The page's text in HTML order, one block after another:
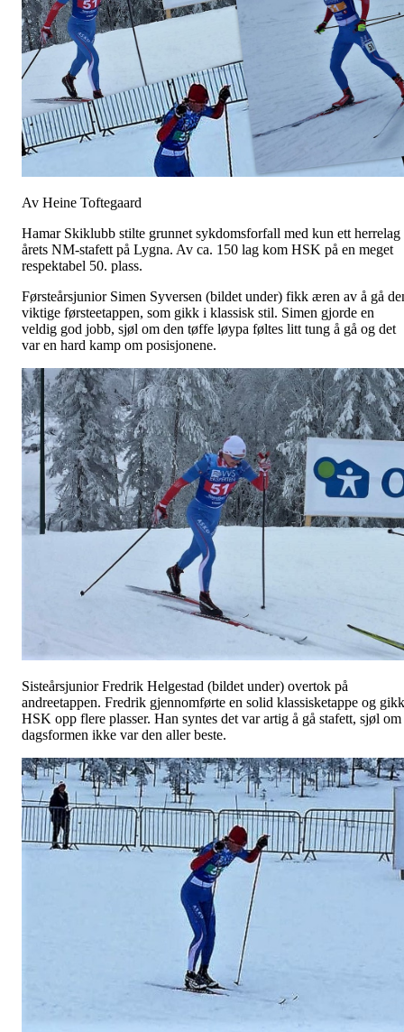
Av Heine Toftegaard
Hamar Skiklubb stilte grunnet sykdomsforfall med kun ett herrelag
årets NM-stafett på Lygna. Av ca. 150 lag kom HSK på en meget
respektabel 50. plass.
Førsteårsjunior Simen Syversen (bildet under) fikk æren av å gå
viktige førsteetappen, som gikk i klassisk stil. Simen gjorde en
veldig god jobb, sjøl om den tøffe løypa føltes litt tung å gå og det
var en hard kamp om posisjonene.
Sisteårsjunior Fredrik Helgestad (bildet under) overtok på
andreetappen. Fredrik gjennomførte en solid klassisketappe og gikk
HSK opp flere plasser. Han syntes det var artig å gå stafett, sjøl om
dagsformen ikke var den aller beste.